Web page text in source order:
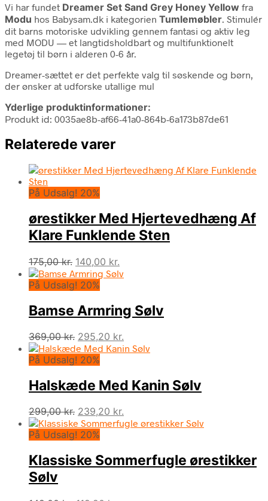
Vi har fundet Dreamer Set Sand Grey Honey Yellow fra
Modu hos Babysam.dk i kategorien Tumlemøbler. Stimulér
dit barns motoriske udvikling gennem fantasi og aktiv leg
med MODU — et langtidsholdbart og multifunktionelt
legetøj til børn i alderen 0-6 år.
Dreamer-sættet er det perfekte valg til søskende og børn,
der ønsker at udforske utallige mul
Yderlige produktinformationer:
Produkt id: 0035ae8b-af66-41a0-864b-6a173b87de61
Relaterede varer
På Udsalg! 20%
ørestikker Med Hjertevedhæng Af
Klare Funklende Sten
175,00kr. Den
oprindelige
pris
175,00 kr..
140,00 kr.
aktuelle
140,00 kr..
På Udsalg! 20%
Bamse Armring Sølv
369,00kr. Den
oprindelige
pris
369,00 kr..
295,20 kr.
aktuelle
295,20 kr..
På Udsalg! 20%
Halskæde Med Kanin Sølv
299,00kr. Den
oprindelige
pris
299,00 kr..
239,20 kr.
aktuelle
239,20 kr..
På Udsalg! 20%
Klassiske Sommerfugle ørestikker
Sølv